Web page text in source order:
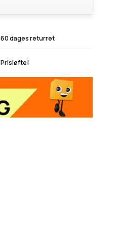
60 dages returret
Prisløfte!